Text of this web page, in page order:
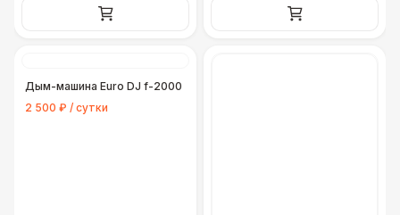
Дым-машина Euro DJ f-2000
2 500 ₽ / сутки